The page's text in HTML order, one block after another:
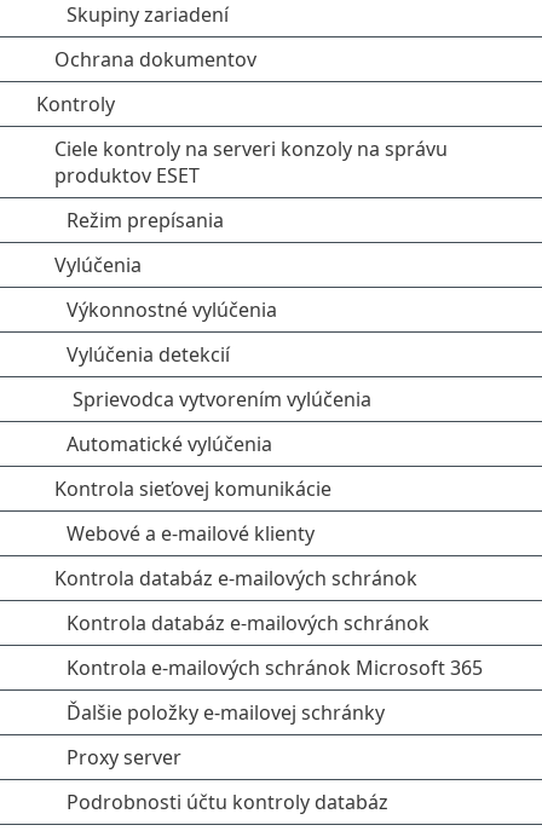
Skupiny zariadení
Ochrana dokumentov
Kontroly
Ciele kontroly na serveri konzoly na správu
produktov ESET
Režim prepísania
Vylúčenia
Výkonnostné vylúčenia
Vylúčenia detekcií
Sprievodca vytvorením vylúčenia
Automatické vylúčenia
Kontrola sieťovej komunikácie
Webové a e-mailové klienty
Kontrola databáz e-mailových schránok
Kontrola databáz e-mailových schránok
Kontrola e‑mailových schránok Microsoft 365
Ďalšie položky e-mailovej schránky
Proxy server
Podrobnosti účtu kontroly databáz